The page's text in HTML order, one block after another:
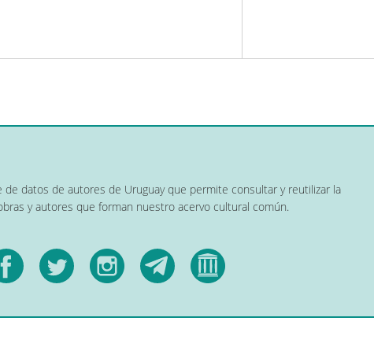
de datos de autores de Uruguay que permite consultar y reutilizar la
y autores que forman nuestro acervo cultural común.